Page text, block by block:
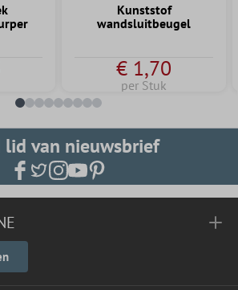
Kunststof
wandsluitbeugel
€ 1,70
per Stuk
lid van nieuwsbrief